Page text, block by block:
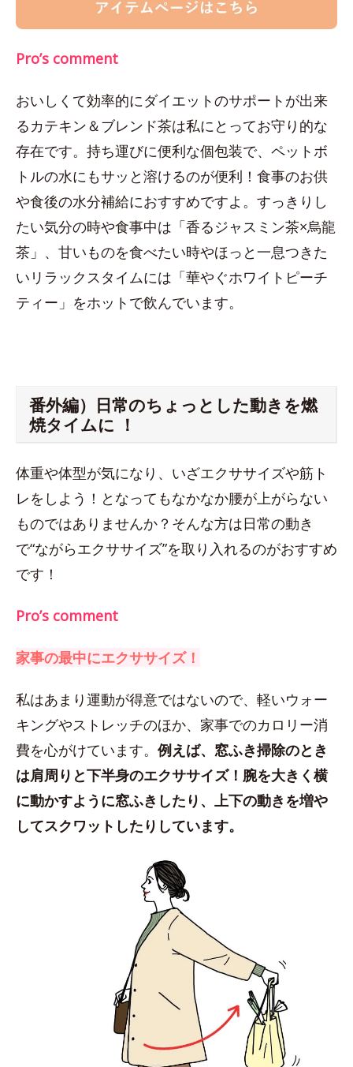
Pro’s comment
おいしくて効率的にダイエットのサポートが出来
るカテキン＆ブレンド茶は私にとってお守り的な
存在です。持ち運びに便利な個包装で、ペットボ
トルの水にもサッと溶けるのが便利！食事のお供
や食後の水分補給におすすめですよ。すっきりし
たい気分の時や食事中は「香るジャスミン茶×烏龍
茶」、甘いものを食べたい時やほっと一息つきた
いリラックスタイムには「華やぐホワイトピーチ
ティー」をホットで飲んでいます。
番外編）日常のちょっとした動きを燃
焼タイムに ！
体重や体型が気になり、いざエクササイズや筋ト
レをしよう！となってもなかなか腰が上がらない
ものではありませんか？そんな方は日常の動き
で“ながらエクササイズ”を取り入れるのがおすすめ
です！
Pro’s comment
家事の最中にエクササイズ！
私はあまり運動が得意ではないので、軽いウォー
キングやストレッチのほか、家事でのカロリー消
費を心がけています。 例えば、窓ふき掃除のとき
は肩周りと下半身のエクササイズ！腕を大きく横
に動かすように窓ふきしたり、上下の動きを増や
してスクワットしたりしています。